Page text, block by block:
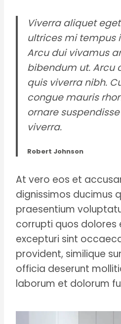
Viverra aliquet
ultrices mi tempus
Arcu dui vivamus
bibendum ut. Arcu
quis viverra nibh.
congue mauris
ornare
viverra.
Robert Johnson
At vero eos et
dignissimos ducimus
praesentium
corrupti quos dolores
excepturi sint
provident, similique
officia deserunt
laborum et dolorum